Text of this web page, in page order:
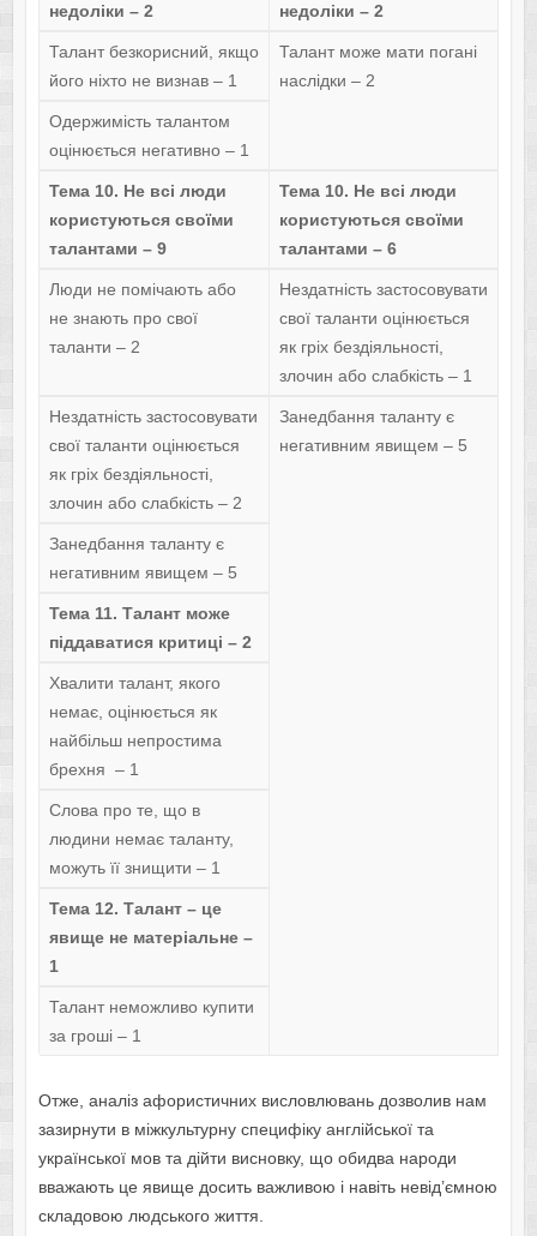
недоліки – 2
недоліки – 2
Талант безкорисний, якщо
його ніхто не визнав – 1
Талант може мати погані
наслідки – 2
Одержимість талантом
оцінюється негативно – 1
Тема 10. Не всі люди
користуються своїми
талантами – 9
Тема 10. Не всі люди
користуються своїми
талантами – 6
Люди не помічають або
не знають про свої
таланти – 2
Нездатність застосовувати
свої таланти оцінюється
як гріх бездіяльності,
злочин або слабкість – 1
Нездатність застосовувати
свої таланти оцінюється
як гріх бездіяльності,
злочин або слабкість – 2
Занедбання таланту є
негативним явищем – 5
Занедбання таланту є
негативним явищем – 5
Тема 11. Талант може
піддаватися критиці – 2
Хвалити талант, якого
немає, оцінюється як
найбільш непростима
брехня – 1
Слова про те, що в
людини немає таланту,
можуть її знищити – 1
Тема 12. Талант – це
явище не матеріальне –
1
Талант неможливо купити
за гроші – 1
Отже, аналіз афористичних висловлювань дозволив нам
зазирнути в міжкультурну специфіку англійської та
української мов та дійти висновку, що обидва народи
вважають це явище досить важливою і навіть невід’ємною
складовою людського життя.